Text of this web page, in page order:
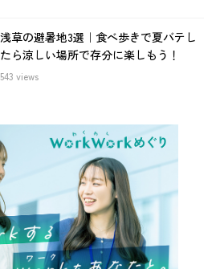
浅草の避暑地3選｜食べ歩きで夏バテし
たら涼しい場所で存分に楽しもう！
543 views